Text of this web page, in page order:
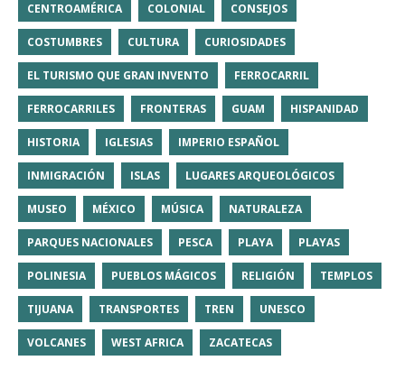
CENTROAMÉRICA COLONIAL CONSEJOS
COSTUMBRES CULTURA CURIOSIDADES
EL TURISMO QUE GRAN INVENTO FERROCARRIL
FERROCARRILES FRONTERAS GUAM HISPANIDAD
HISTORIA IGLESIAS IMPERIO ESPAÑOL
INMIGRACIÓN ISLAS LUGARES ARQUEOLÓGICOS
MUSEO MÉXICO MÚSICA NATURALEZA
PARQUES NACIONALES PESCA PLAYA PLAYAS
POLINESIA PUEBLOS MÁGICOS RELIGIÓN TEMPLOS
TIJUANA TRANSPORTES TREN UNESCO
VOLCANES WEST AFRICA ZACATECAS